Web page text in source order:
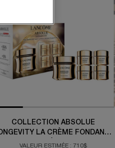
COLLECTION ABSOLUE
LA CRÈME FONDANTE
ET LA CRÈME RICHE
VALEUR ESTIMÉE : 710$